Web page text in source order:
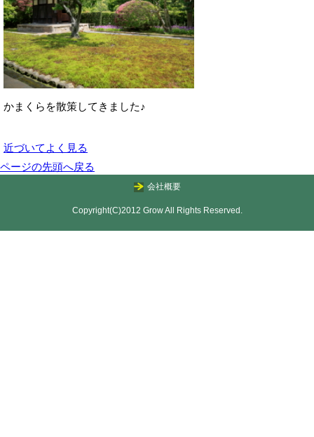
かまくらを散策してきました♪
近づいてよく見る
ページの先頭へ戻る
会社概要
Copyright(C)2012 Grow All Rights Reserved.